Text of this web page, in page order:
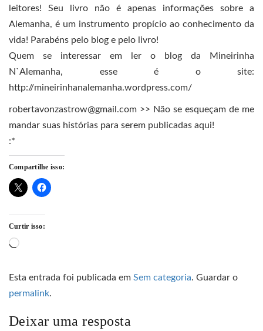
leitores! Seu livro não é apenas informações sobre a
Alemanha, é um instrumento propício ao conhecimento da
vida! Parabéns pelo blog e pelo livro!
Quem se interessar em ler o blog da Mineirinha
N`Alemanha, esse é o site:
http://mineirinhanalemanha.wordpress.com/
robertavonzastrow@gmail.com >> Não se esqueçam de me
mandar suas histórias para serem publicadas aqui!
:*
Compartilhe isso:
Curtir isso:
Carregando...
Esta entrada foi publicada em Sem categoria. Guardar o
permalink.
Deixar uma resposta